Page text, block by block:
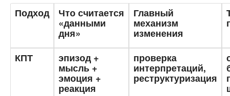
Подход Что считается
«данными
дня»
Главный
механизм
изменения
КПТ эпизод +
мысль +
эмоция +
реакция
проверка
интерпретаций,
реструктуризация